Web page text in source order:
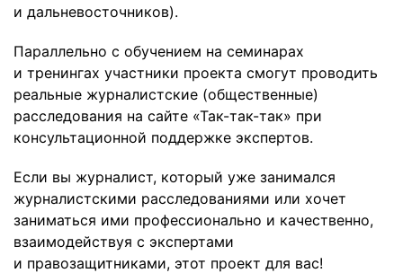
и дальневосточников).
Параллельно с обучением на семинарах
и тренингах участники проекта смогут проводить
реальные журналистские (общественные)
расследования на сайте «Так-так-так» при
консультационной поддержке экспертов.
Если вы журналист, который уже занимался
журналистскими расследованиями или хочет
заниматься ими профессионально и качественно,
взаимодействуя с экспертами
и правозащитниками, этот проект для вас!